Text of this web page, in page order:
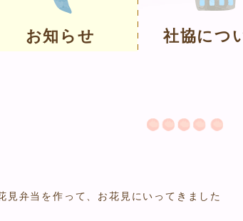
お知らせ 社協につ
見弁当を作って、お花見にいってきました